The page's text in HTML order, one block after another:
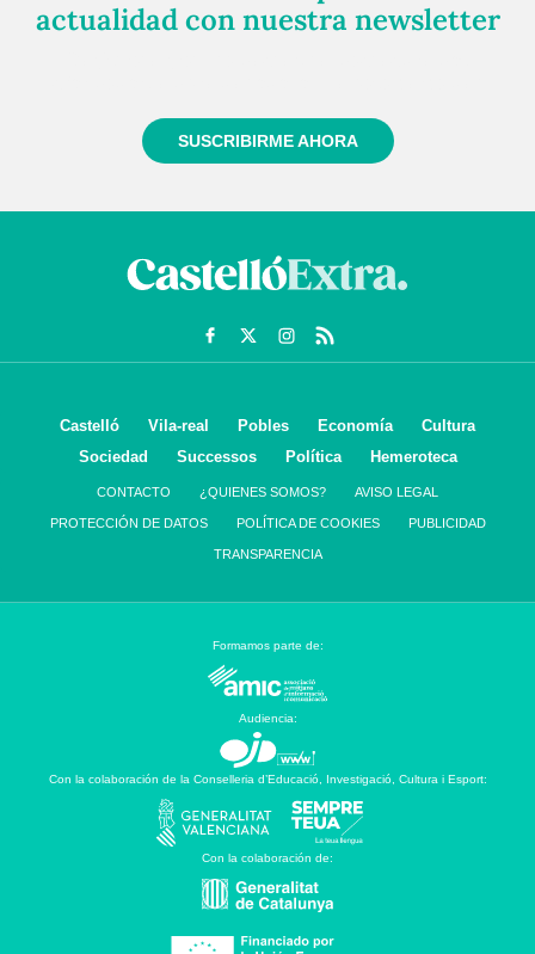
actualidad con nuestra newsletter
SUSCRIBIRME AHORA
Castelló Vila-real Pobles Economía
Cultura
Sociedad
Successos Política Hemeroteca
CONTACTO ¿QUIENES SOMOS? AVISO LEGAL
PROTECCIÓN DE DATOS POLÍTICA DE COOKIES PUBLICIDAD
TRANSPARENCIA
Formamos parte de:
Audiencia:
Con la colaboración de la Conselleria d’Educació, Investigació, Cultura i Esport:
Con la colaboración de: